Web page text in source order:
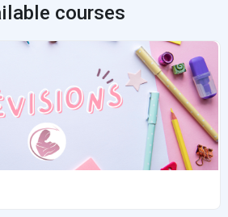
courses